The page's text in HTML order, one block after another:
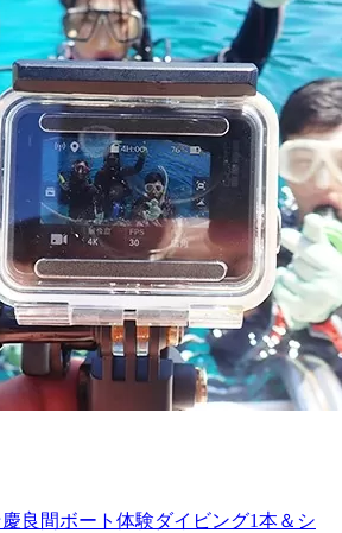
良間ボート体験ダイビング1本＆シ